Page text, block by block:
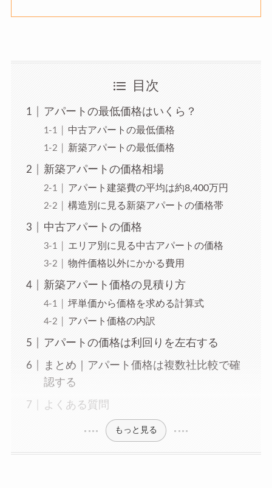
目次
アパートの最低価格はいくら？
中古アパートの最低価格
新築アパートの最低価格
新築アパートの価格相場
アパート建築費の平均は約8,400万円
構造別に見る新築アパートの価格帯
中古アパートの価格
エリア別に見る中古アパートの価格
物件価格以外にかかる費用
新築アパート価格の見積り方
坪単価から価格を求める計算式
アパート価格の内訳
アパートの価格は利回りを左右する
まとめ｜アパート価格は複数社比較で確
認する
よくある質問
もっと見る